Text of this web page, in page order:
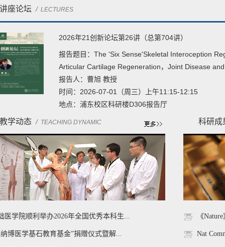
讲座论坛 /LECTURES
2026年21创新论坛第26讲（总第704讲）
报告题目：The 'Six Sense'Skeletal Interoception
Articular Cartilage Regeneration，Joint Disease
报告人：曹旭 教授
时间：2026-07-01（周三）上午11:15-12:15
地点：浦东校区科研楼D306报告厅
教学动态 /TEACHING DYNAMIC
医学院顺利举办2026年全国优秀本科生...
博医学基石教育基金”捐赠仪式暨解...
科研成
《
Nat